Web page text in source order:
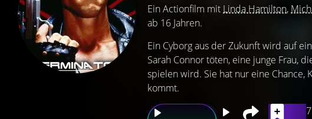
Ein Actionfilm mit Linda Hamilton,
ab 16 Jahren.
Ein Cyborg aus der Zukunft wird auf
Sarah Connor töten, eine junge Frau,
spielen wird. Sie hat nur eine Chance,
kommt.